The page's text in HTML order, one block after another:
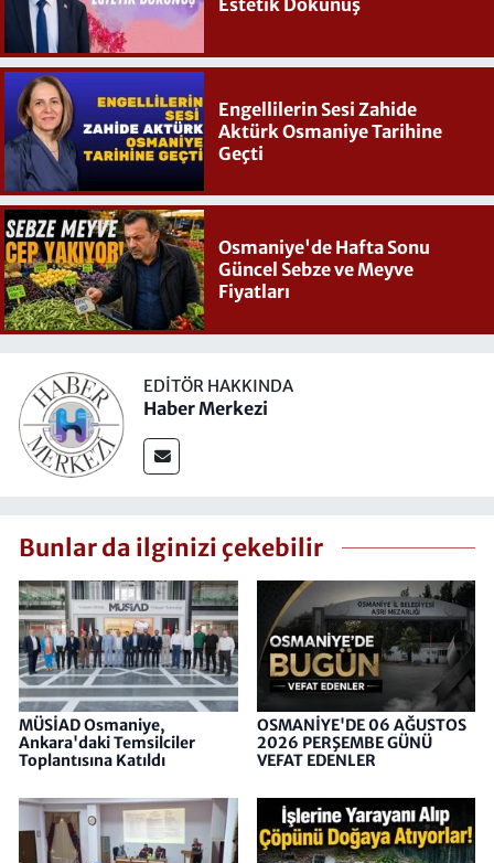
Engellilerin Sesi Zahide
Aktürk Osmaniye Tarihine
Geçti
Osmaniye'de Hafta Sonu
Güncel Sebze ve Meyve
Fiyatları
EDITÖR HAKKINDA
Haber Merkezi
Bunlar da ilginizi çekebilir
MÜSİAD Osmaniye,
Ankara'daki Temsilciler
Toplantısına Katıldı
OSMANİYE'DE 06 AĞUSTOS
2026 PERŞEMBE GÜNÜ
VEFAT EDENLER